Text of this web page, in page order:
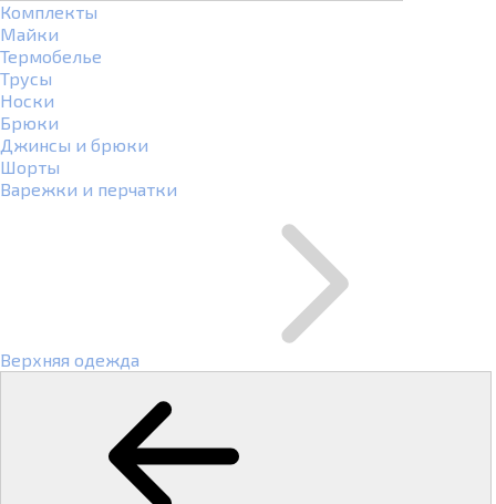
Комплекты
Майки
Термобелье
Трусы
Носки
Брюки
Джинсы и брюки
Шорты
Варежки и перчатки
Верхняя одежда